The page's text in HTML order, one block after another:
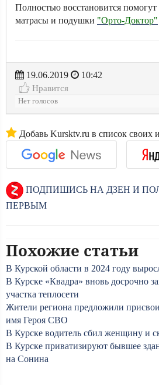
Полностью восстановится помогут
матрасы и подушки "Орто-Доктор"
19.06.2019
10:42
Нравится
Нет голосов
Добавь Kursktv.ru в список своих
ПОДПИШИСЬ НА ДЗЕН И
ПЕРВЫМ
Похожие статьи
В Курской области в 2024 году
В Курске «Квадра» вновь досрочно
участка теплосети
Жители региона предложили
имя Героя СВО
В Курске водитель сбил женщину и
В Курске приватизируют бывшее
на Сонина